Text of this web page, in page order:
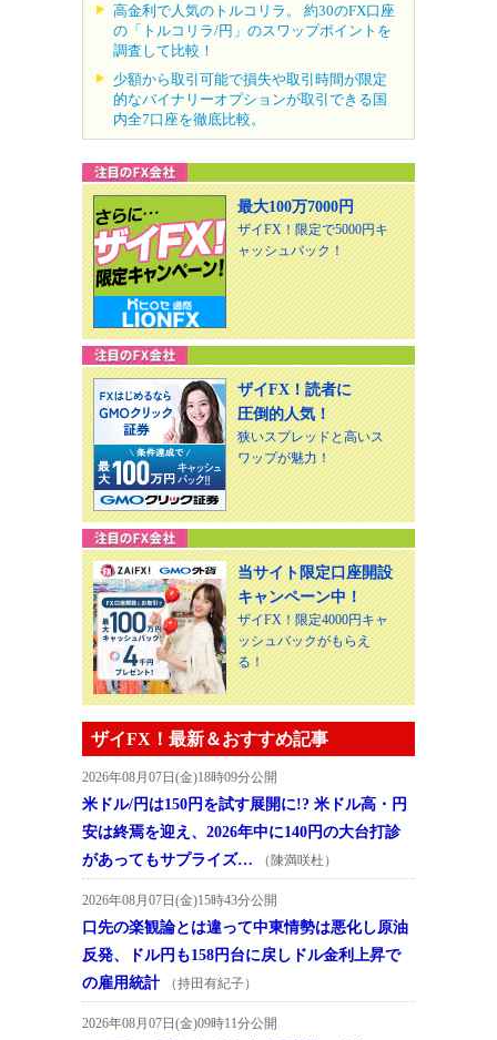
高金利で人気のトルコリラ。 約30のFX口座
の「トルコリラ/円」のスワップポイントを
調査して比較！
少額から取引可能で損失や取引時間が限定
的なバイナリーオプションが取引できる国
内全7口座を徹底比較。
最大100万7000円
ザイFX！限定で5000円キ
ャッシュバック！
ザイFX！読者に
圧倒的人気！
狭いスプレッドと高いス
ワップが魅力！
当サイト限定口座開設
キャンペーン中！
ザイFX！限定4000円キャ
ッシュバックがもらえ
る！
ザイFX！最新＆おすすめ記事
2026年08月07日(金)18時09分公開
米ドル/円は150円を試す展開に!? 米ドル高・円
安は終焉を迎え、2026年中に140円の大台打診
があってもサプライズ…
（陳満咲杜）
2026年08月07日(金)15時43分公開
口先の楽観論とは違って中東情勢は悪化し原油
反発、ドル円も158円台に戻しドル金利上昇で
の雇用統計
（持田有紀子）
2026年08月07日(金)09時11分公開